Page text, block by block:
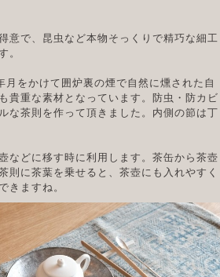
意で、昆虫など本物そっくりで精巧な細工
。
をかけて囲炉裏の煙で自然に燻された自
貴重な素材となっています。防虫・防カビ
な茶則を作って頂きました。内側の節は丁
などに移す時に利用します。茶缶から茶壺
則に茶葉を乗せると、茶壺にも入れやすく
きますね。